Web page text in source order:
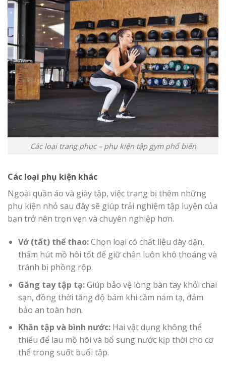
Các loại trang phục – phụ kiện tập gym phổ biến
Các loại phụ kiện khác
Ngoài quần áo và giày tập, việc trang bị thêm những
phụ kiện nhỏ sau đây sẽ giúp trải nghiệm tập luyện của
bạn trở nên trọn vẹn và chuyên nghiệp hơn.
Vớ (tất) thể thao:Chọn loại có chất liệu dày dặn,
thấm hút mồ hôi tốt để giữ chân luôn khô thoáng và
tránh bị phồng rộp.
Găng tay tập tạ:Giúp bảo vệ lòng bàn tay khỏi chai
sạn, đồng thời tăng độ bám khi cầm nắm tạ, đảm
bảo an toàn hơn.
Khăn tập và bình nước:Hai vật dụng không thể
thiếu để lau mồ hôi và bổ sung nước kịp thời cho cơ
thể trong suốt buổi tập.